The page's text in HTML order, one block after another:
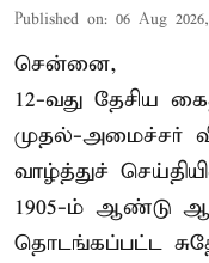
Published on: 06 Aug
சென்னை,
12-வது தேசிய
முதல்-அமைச்சர்
வாழ்த்துச்
1905-ம் ஆண்டு
தொடங்கப்பட்ட